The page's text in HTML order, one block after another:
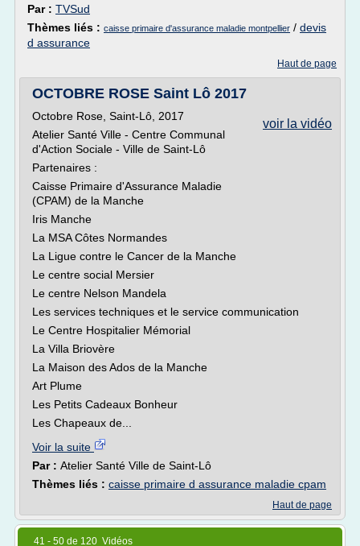
Par : TVSud
Thèmes liés : caisse primaire d'assurance maladie montpellier / devis
d assurance
Haut de page
OCTOBRE ROSE Saint Lô 2017
voir la vidéo
Octobre Rose, Saint-Lô, 2017
Atelier Santé Ville - Centre Communal
d'Action Sociale - Ville de Saint-Lô
Partenaires :
Caisse Primaire d'Assurance Maladie
(CPAM) de la Manche
Iris Manche
La MSA Côtes Normandes
La Ligue contre le Cancer de la Manche
Le centre social Mersier
Le centre Nelson Mandela
Les services techniques et le service communication
Le Centre Hospitalier Mémorial
La Villa Briovère
La Maison des Ados de la Manche
Art Plume
Les Petits Cadeaux Bonheur
Les Chapeaux de...
Voir la suite
Par : Atelier Santé Ville de Saint-Lô
Thèmes liés : caisse primaire d assurance maladie cpam
Haut de page
41 - 50 de 120 Vidéos